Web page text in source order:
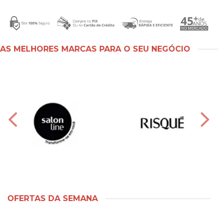
AS MELHORES MARCAS PARA O SEU NEGÓCIO
OFERTAS DA SEMANA